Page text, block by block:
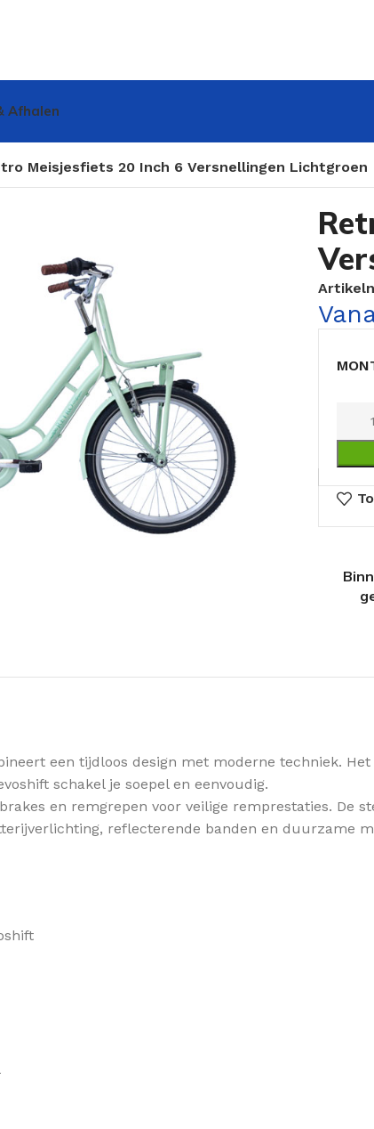
Afhalen
Meisjesfiets 20 Inch 6 Versnellingen Lichtgroen
een tijdloos design met moderne techniek.
schakel je soepel en eenvoudig.
en remgrepen voor veilige remprestaties. De
reflecterende banden en duurzame